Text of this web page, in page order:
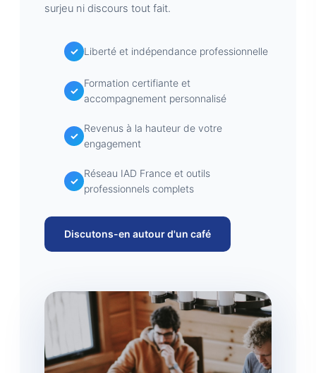
surjeu ni discours tout fait.
Liberté et indépendance professionnelle
Formation certifiante et
accompagnement personnalisé
Revenus à la hauteur de votre
engagement
Réseau IAD France et outils
professionnels complets
Discutons-en autour d'un café